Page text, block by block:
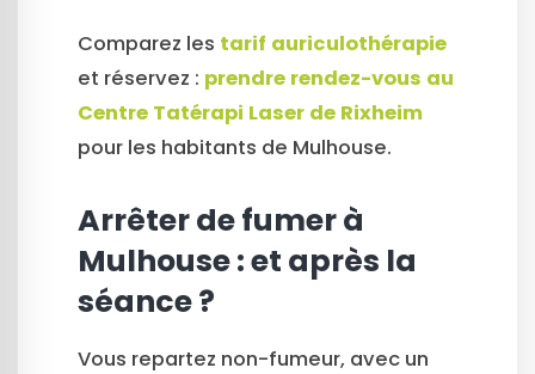
Comparez les tarif auriculothérapie
et réservez : prendre rendez-vous au
Centre Tatérapi Laser de Rixheim
pour les habitants de Mulhouse.
Arrêter de fumer à
Mulhouse : et après la
séance ?
Vous repartez non-fumeur, avec un